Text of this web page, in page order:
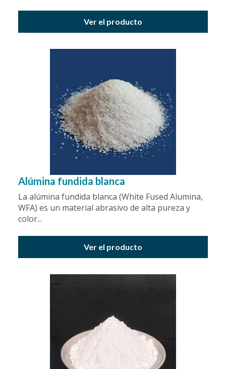
Ver el producto
Alúmina fundida blanca
La alúmina fundida blanca (White Fused Alumina,
WFA) es un material abrasivo de alta pureza y
color...
Ver el producto